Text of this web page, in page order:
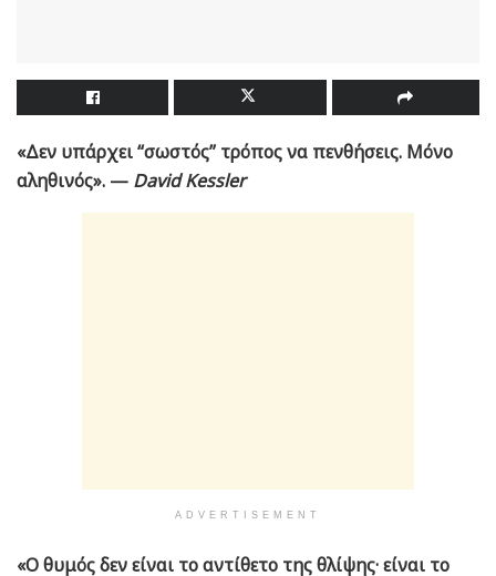
«Δεν υπάρχει “σωστός” τρόπος να πενθήσεις. Μόνο
αληθινός». — David Kessler
ADVERTISEMENT
«Ο θυμός δεν είναι το αντίθετο της θλίψης· είναι το